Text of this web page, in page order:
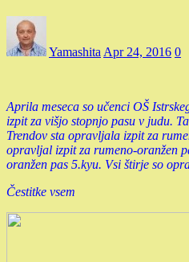
Yamashita Apr 24, 2016 0
Aprila meseca so učenci OŠ
izpit za višjo stopnjo pasu v judu.
Trendov sta opravljala izpit za
opravljal izpit za rumeno-oranžen
oranžen pas 5.kyu. Vsi štirje so
Čestitke vsem